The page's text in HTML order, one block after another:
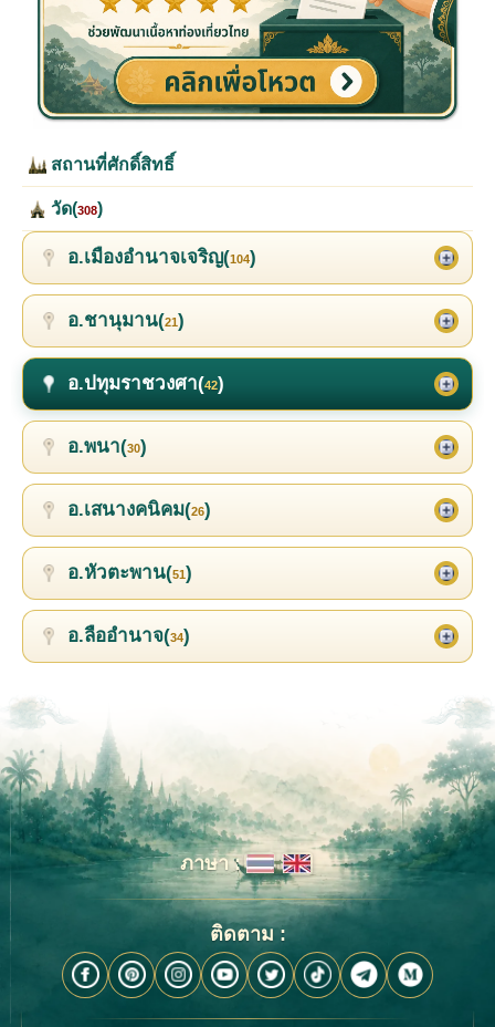
สถานที่ศักดิ์สิทธิ์
วัด(308)
อ.เมืองอำนาจเจริญ(104)
อ.ชานุมาน(21)
อ.ปทุมราชวงศา(42)
อ.พนา(30)
อ.เสนางคนิคม(26)
อ.หัวตะพาน(51)
อ.ลืออำนาจ(34)
ภาษา :
ติดตาม :